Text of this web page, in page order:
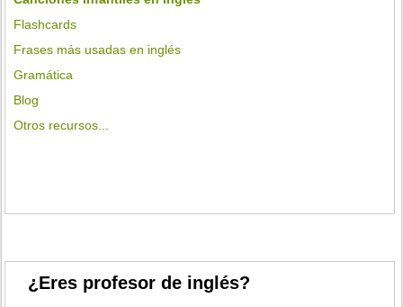
Flashcards
Frases más usadas en inglés
Gramática
Blog
Otros recursos...
¿Eres profesor de inglés?